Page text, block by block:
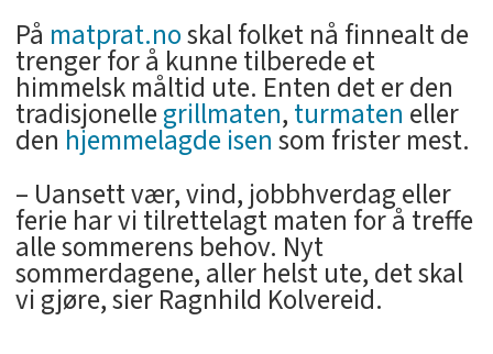
På matprat.noskal folket nå finnealt de
trenger for å kunne tilberede et
himmelsk måltid ute. Enten det er den
tradisjonellegrillmaten,turmaten eller
den hjemmelagde isensom frister mest.
– Uansett vær, vind, jobbhverdag eller
ferie har vi tilrettelagt maten for å treffe
alle sommerens behov. Nyt
sommerdagene, aller helst ute, det skal
vi gjøre, sier Ragnhild Kolvereid.